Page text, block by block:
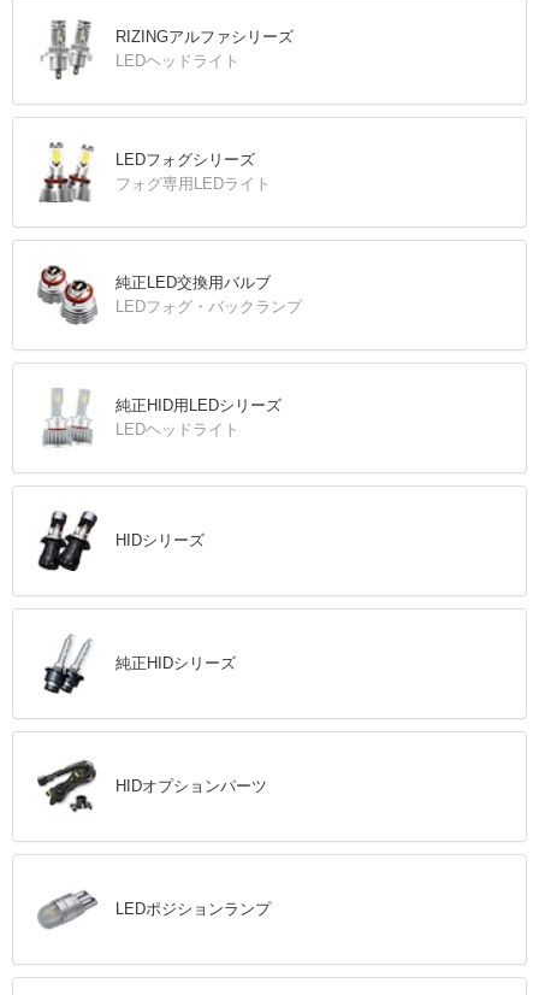
RIZINGアルファシリーズ
LEDヘッドライト
LEDフォグシリーズ
フォグ専用LEDライト
純正LED交換用バルブ
LEDフォグ・バックランプ
純正HID用LEDシリーズ
LEDヘッドライト
HIDシリーズ
純正HIDシリーズ
HIDオプションパーツ
LEDポジションランプ